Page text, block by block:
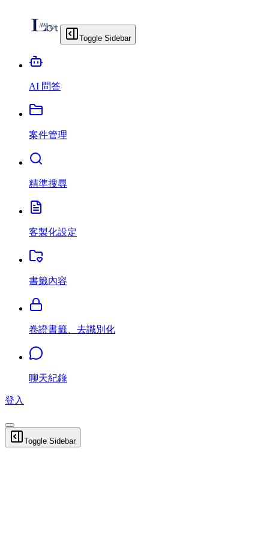
Toggle Sidebar
AI 問答
案件管理
精準搜尋
客製化設定
書籤內容
卷證書籤、去識別化
聊天紀錄
登入
Toggle Sidebar